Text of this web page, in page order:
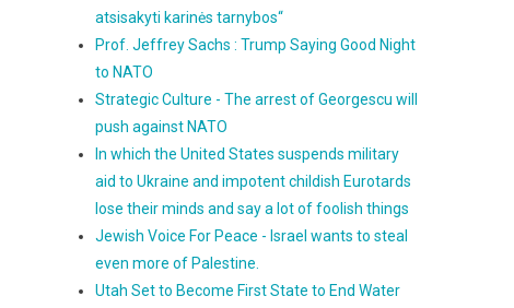
atsisakyti karinės tarnybos“
Prof. Jeffrey Sachs : Trump Saying Good Night
to NATO
Strategic Culture - The arrest of Georgescu will
push against NATO
In which the United States suspends military
aid to Ukraine and impotent childish Eurotards
lose their minds and say a lot of foolish things
Jewish Voice For Peace - Israel wants to steal
even more of Palestine.
Utah Set to Become First State to End Water